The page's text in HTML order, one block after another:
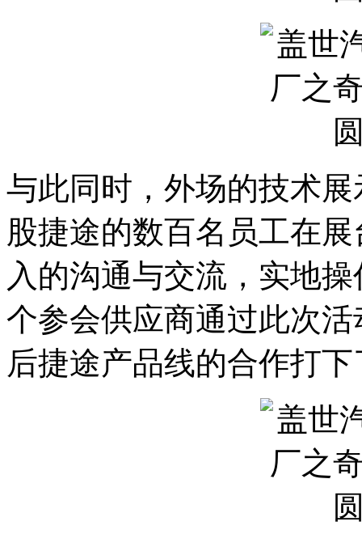
与此同时，外场的技术
股捷途的数百名员工在
入的沟通与交流，实地
个参会供应商通过此次
后捷途产品线的合作打